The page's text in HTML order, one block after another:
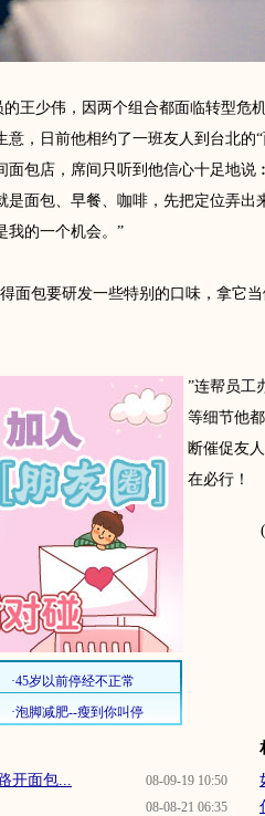
王少伟，因两个组合都面临转型危
意，日前他相约了一班友人到台北的
面包店，席间只听到他信心十足地说
是面包、早餐、咖啡，先把定位弄出
我的一个机会。”
包要研发一些特别的口味，拿它当
”连帮员工
等细节他
断催促友
在必行！
08-09-19 10:50
开面包...
08-08-21 06:35